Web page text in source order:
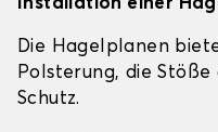
Installation einer
Die Hagelplanen
Polsterung, die
Schutz.